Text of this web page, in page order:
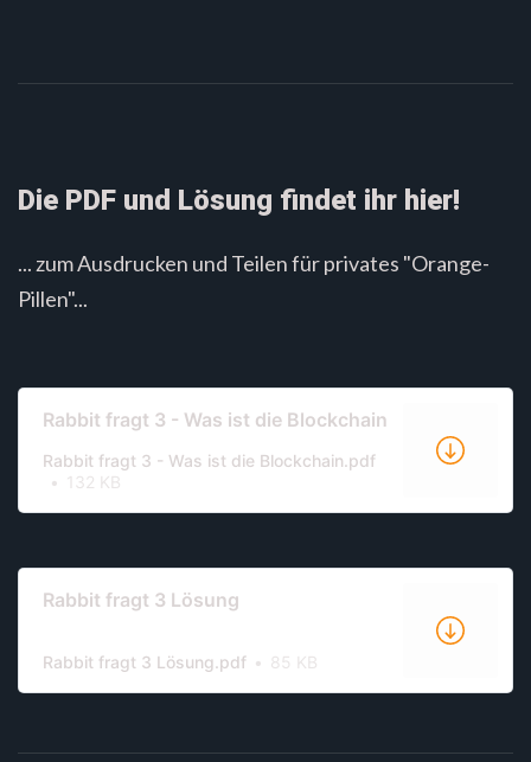
Die PDF und Lösung findet ihr hier!
... zum Ausdrucken und Teilen für privates "Orange-
Pillen"...
Rabbit fragt 3 - Was ist die Blockchain
Rabbit fragt 3 - Was ist die Blockchain.pdf
132 KB
Rabbit fragt 3 Lösung
Rabbit fragt 3 Lösung.pdf 85 KB